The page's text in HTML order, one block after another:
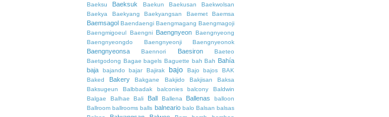
Baeksu
Baeksuk Baekun Baekusan
Baekwolsan
Baekya
Baekyang Baekyangsan Baemet Baemsa
Baemsagol Baendaengi Baengmagang Baengmagoji
Baengmigoeul Baengni Baengnyeon Baengnyeong
Baengnyeongdo
Baengnyeonji Baengnyeonok
Baengnyeonsa Baennori Baesiron
Baeteo
Baetgodong Bagae bagels Baguette bah Bah Bahía
baja
bajando bajar Bajirak bajo Bajo bajos
BAK
Baked
Bakery Bakgane Bakjido Bakjisan
Baksa
Baksugeun
Balbbadak balconies balcony
Baldwin
Balgae
Balhae Bali Ball Ballena Ballenas
balloon
Ballroom ballrooms balls balneario balo Balsan balsas